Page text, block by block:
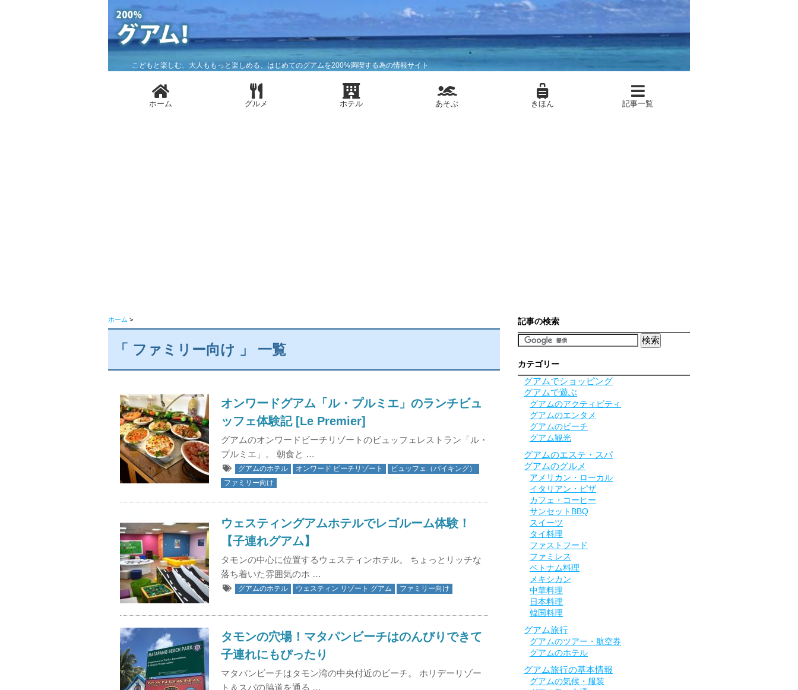
こどもと楽しむ、大人ももっと楽しめる、はじめてのグアムを200%満喫する為の情報サイト
ホーム グルメ ホテル あそぶ きほん 記事一覧
ホーム >
「 ファミリー向け 」 一覧
オンワードグアム「ル・プルミエ」のランチビュ
ッフェ体験記 [Le Premier]
グアムのオンワードビーチリゾートのビュッフェレストラン「ル・
プルミエ」。 朝食と …
グアムのホテル オンワード ビーチリゾート
ビュッフェ（バイキング）
ファミリー向け
ウェスティングアムホテルでレゴルーム体験！
【子連れグアム】
タモンの中心に位置するウェスティンホテル。 ちょっとリッチな
落ち着いた雰囲気のホ …
グアムのホテル ウェスティン リゾート グアム ファミリー向け
タモンの穴場！マタパンビーチはのんびりできて
子連れにもぴったり
マタパンビーチはタモン湾の中央付近のビーチ。 ホリデーリゾー
ト＆スパの脇道を通る …
記事の検索
カテゴリー
グアムでショッピング
グアムで遊ぶ
グアムのアクティビティ
グアムのエンタメ
グアムのビーチ
グアム観光
グアムのエステ・スパ
グアムのグルメ
アメリカン・ローカル
イタリアン・ピザ
カフェ・コーヒー
サンセットBBQ
スイーツ
タイ料理
ファストフード
ファミレス
ベトナム料理
メキシカン
中華料理
日本料理
韓国料理
グアム旅行
グアムのツアー・航空券
グアムのホテル
グアム旅行の基本情報
グアムの気候・服装